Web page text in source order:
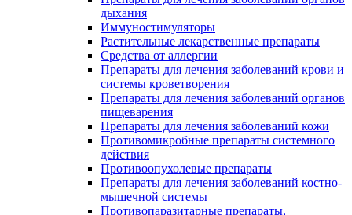
дыхания
Иммуностимуляторы
Растительные лекарственные препараты
Средства от аллергии
Препараты для лечения заболеваний крови и
системы кроветворения
Препараты для лечения заболеваний органов
пищеварения
Препараты для лечения заболеваний кожи
Противомикробные препараты системного
действия
Противоопухолевые препараты
Препараты для лечения заболеваний костно-
мышечной системы
Противопаразитарные препараты,